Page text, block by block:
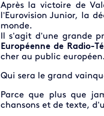
Après la victoire de
l’Eurovision Junior, la
monde.
Il s’agit d’une grande
Européenne de Radio-
cher au public européen.
Qui sera le grand
Parce que plus que
chansons et de texte,